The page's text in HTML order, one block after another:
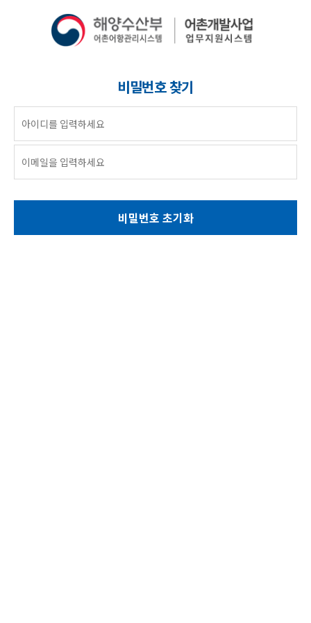
비밀번호 찾기